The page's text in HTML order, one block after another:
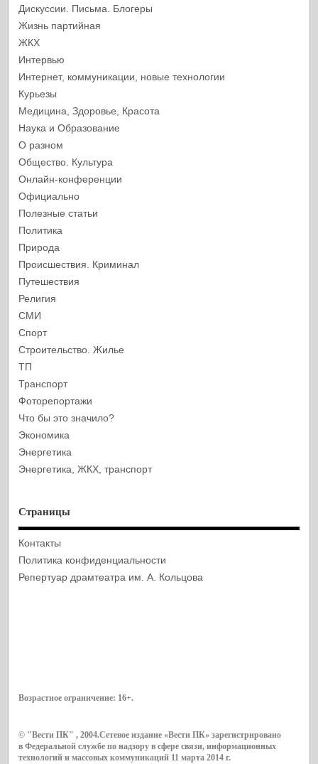
Дискуссии. Письма. Блогеры
Жизнь партийная
ЖКХ
Интервью
Интернет, коммуникации, новые технологии
Курьезы
Медицина, Здоровье, Красота
Наука и Образование
О разном
Общество. Культура
Онлайн-конференции
Официально
Полезные статьи
Политика
Природа
Происшествия. Криминал
Путешествия
Религия
СМИ
Спорт
Строительство. Жилье
ТП
Транспорт
Фоторепортажи
Что бы это значило?
Экономика
Энергетика
Энергетика, ЖКХ, транспорт
Страницы
Контакты
Политика конфиденциальности
Репертуар драмтеатра им. А. Кольцова
Возрастное ограничение: 16+.
© "Вести ПК" , 2004.Сетевое издание «Вести ПК» зарегистрировано
в Федеральной службе по надзору в сфере связи, информационных
технологий и массовых коммуникаций 11 марта 2014 г.